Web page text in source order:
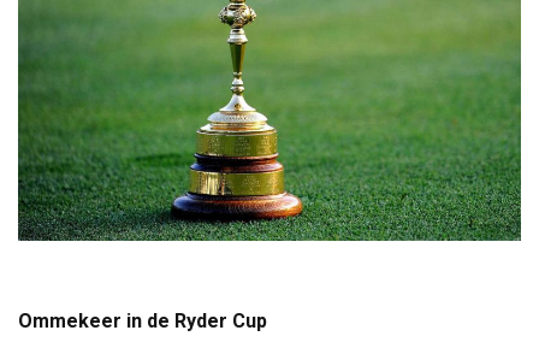
Ommekeer in de Ryder Cup